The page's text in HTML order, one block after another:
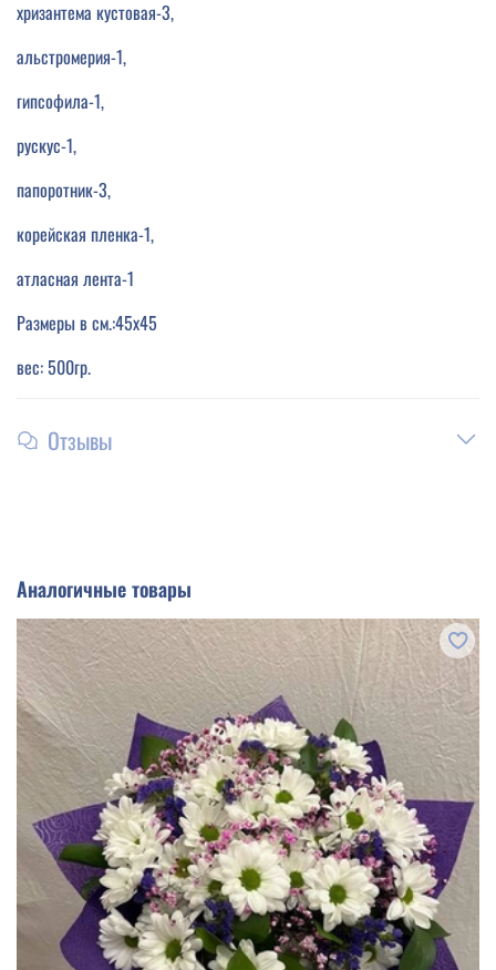
хризантема кустовая-3,
альстромерия-1,
гипсофила-1,
рускус-1,
папоротник-3,
корейская пленка-1,
атласная лента-1
Размеры в см.:45х45
вес: 500гр.
Отзывы
Аналогичные товары